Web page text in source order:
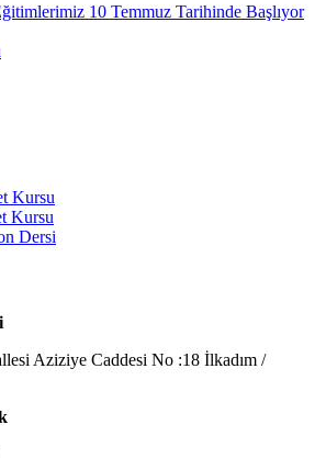
10 Temmuz Tarihinde Başlıyor
Kursu
Kursu
Dersi
Aziziye Caddesi No :18 İlkadım /